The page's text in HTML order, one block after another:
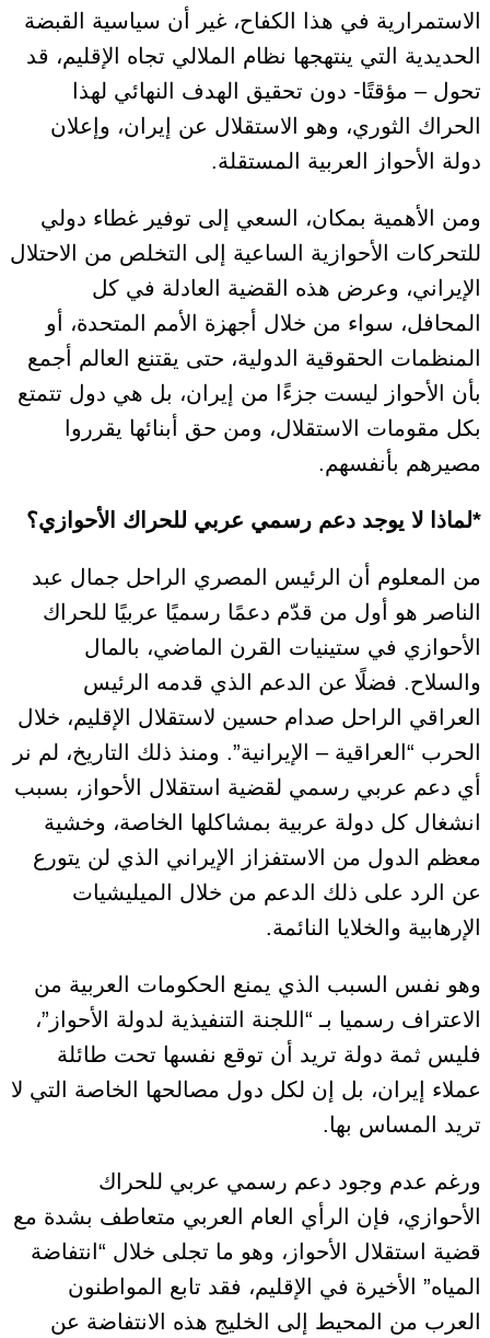
الاستمرارية في هذا الكفاح، غير أن سياسية القبضة
الحديدية التي ينتهجها نظام الملالي تجاه الإقليم، قد
تحول – مؤقتًا- دون تحقيق الهدف النهائي لهذا
الحراك الثوري، وهو الاستقلال عن إيران، وإعلان
دولة الأحواز العربية المستقلة.
ومن الأهمية بمكان، السعي إلى توفير غطاء دولي
للتحركات الأحوازية الساعية إلى التخلص من الاحتلال
الإيراني، وعرض هذه القضية العادلة في كل
المحافل، سواء من خلال أجهزة الأمم المتحدة، أو
المنظمات الحقوقية الدولية، حتى يقتنع العالم أجمع
بأن الأحواز ليست جزءًا من إيران، بل هي دول تتمتع
بكل مقومات الاستقلال، ومن حق أبنائها يقرروا
مصيرهم بأنفسهم.
*لماذا لا يوجد دعم رسمي عربي للحراك الأحوازي؟
من المعلوم أن الرئيس المصري الراحل جمال عبد
الناصر هو أول من قدّم دعمًا رسميًا عربيًا للحراك
الأحوازي في ستينيات القرن الماضي، بالمال
والسلاح. فضلًا عن الدعم الذي قدمه الرئيس
العراقي الراحل صدام حسين لاستقلال الإقليم، خلال
الحرب “العراقية – الإيرانية”. ومنذ ذلك التاريخ، لم نر
أي دعم عربي رسمي لقضية استقلال الأحواز، بسبب
انشغال كل دولة عربية بمشاكلها الخاصة، وخشية
معظم الدول من الاستفزاز الإيراني الذي لن يتورع
عن الرد على ذلك الدعم من خلال الميليشيات
الإرهابية والخلايا النائمة.
وهو نفس السبب الذي يمنع الحكومات العربية من
الاعتراف رسميا بـ “اللجنة التنفيذية لدولة الأحواز”،
فليس ثمة دولة تريد أن توقع نفسها تحت طائلة
عملاء إيران، بل إن لكل دول مصالحها الخاصة التي لا
تريد المساس بها.
ورغم عدم وجود دعم رسمي عربي للحراك
الأحوازي، فإن الرأي العام العربي متعاطف بشدة مع
قضية استقلال الأحواز، وهو ما تجلى خلال “انتفاضة
المياه” الأخيرة في الإقليم، فقد تابع المواطنون
العرب من المحيط إلى الخليج هذه الانتفاضة عن